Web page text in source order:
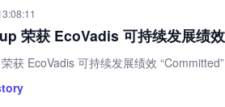
荣获 EcoVadis 可持续发展绩
获 EcoVadis 可持续发展绩效